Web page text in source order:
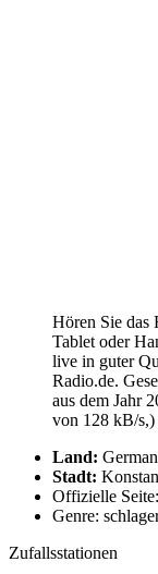
Hören Sie das
Tablet oder
live in guter
Radio.de.
aus dem Jahr
von 128 kB/s,)
Land:
Stadt:
Offizielle
Genre:
Zufallsstationen